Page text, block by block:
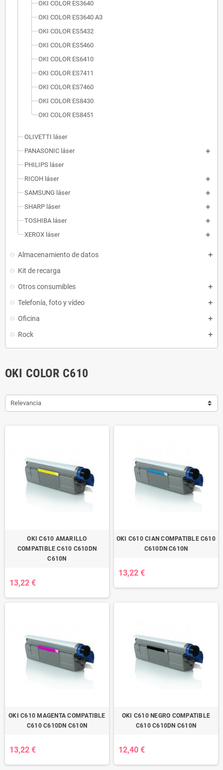
OKI COLOR ES3640
OKI COLOR ES3640 A3
OKI COLOR ES5432
OKI COLOR ES5460
OKI COLOR ES6410
OKI COLOR ES7411
OKI COLOR ES7460
OKI COLOR ES8430
OKI COLOR ES8451
OLIVETTI láser
PANASONIC láser
PHILIPS láser
RICOH láser
SAMSUNG láser
SHARP láser
TOSHIBA láser
XEROX láser
Almacenamiento de datos
Kit de recarga
Otros consumibles
Telefonía, foto y vídeo
Oficina
Rock
OKI COLOR C610
Relevancia
OKI C610 AMARILLO
COMPATIBLE C610 C610DN
C610N
13,22 €
OKI C610 CIAN COMPATIBLE C610
C610DN C610N
13,22 €
OKI C610 MAGENTA COMPATIBLE
C610 C610DN C610N
13,22 €
OKI C610 NEGRO COMPATIBLE
C610 C610DN C610N
12,40 €